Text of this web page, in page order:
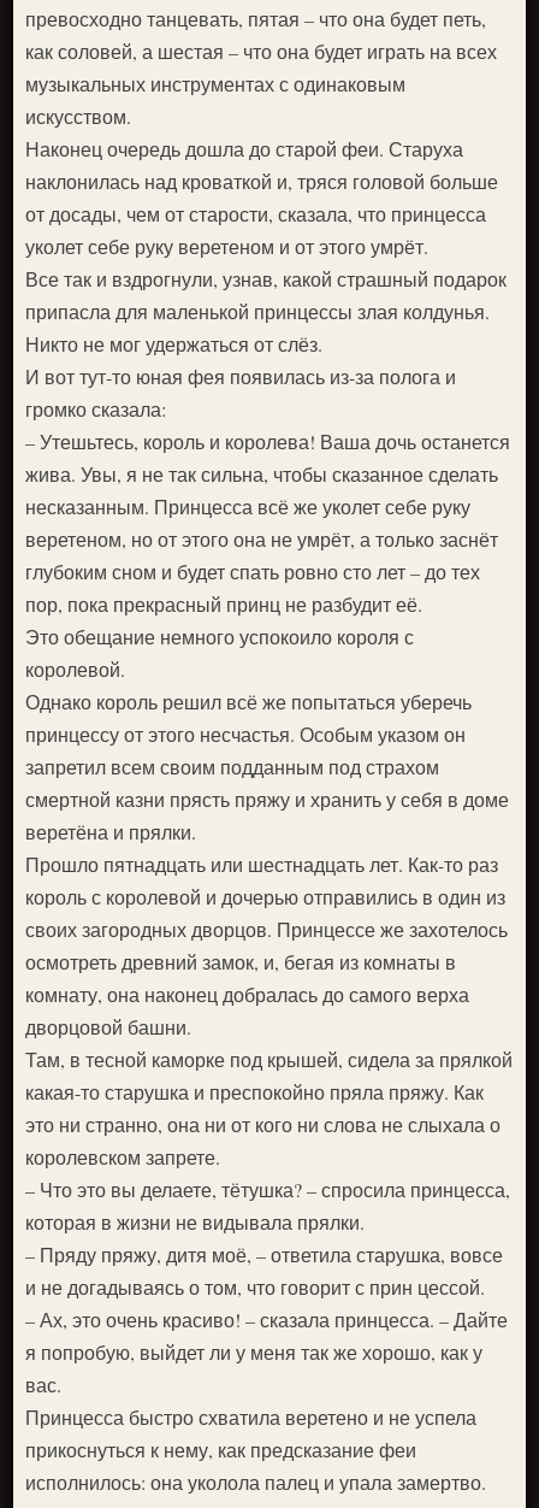
превосходно танцевать, пятая – что она будет петь,
как соловей, а шестая – что она будет играть на всех
музыкальных инструментах с одинаковым
искусством.
Наконец очередь дошла до старой феи. Старуха
наклонилась над кроваткой и, тряся головой больше
от досады, чем от старости, сказала, что принцесса
уколет себе руку веретеном и от этого умрёт.
Все так и вздрогнули, узнав, какой страшный подарок
припасла для маленькой принцессы злая колдунья.
Никто не мог удержаться от слёз.
И вот тут-то юная фея появилась из-за полога и
громко сказала:
– Утешьтесь, король и королева! Ваша дочь останется
жива. Увы, я не так сильна, чтобы сказанное сделать
несказанным. Принцесса всё же уколет себе руку
веретеном, но от этого она не умрёт, а только заснёт
глубоким сном и будет спать ровно сто лет – до тех
пор, пока прекрасный принц не разбудит её.
Это обещание немного успокоило короля с
королевой.
Однако король решил всё же попытаться уберечь
принцессу от этого несчастья. Особым указом он
запретил всем своим подданным под страхом
смертной казни прясть пряжу и хранить у себя в доме
веретёна и прялки.
Прошло пятнадцать или шестнадцать лет. Как-то раз
король с королевой и дочерью отправились в один из
своих загородных дворцов. Принцессе же захотелось
осмотреть древний замок, и, бегая из комнаты в
комнату, она наконец добралась до самого верха
дворцовой башни.
Там, в тесной каморке под крышей, сидела за прялкой
какая-то старушка и преспокойно пряла пряжу. Как
это ни странно, она ни от кого ни слова не слыхала о
королевском запрете.
– Что это вы делаете, тётушка? – спросила принцесса,
которая в жизни не видывала прялки.
– Пряду пряжу, дитя моё, – ответила старушка, вовсе
и не догадываясь о том, что говорит с прин цессой.
– Ах, это очень красиво! – сказала принцесса. – Дайте
я попробую, выйдет ли у меня так же хорошо, как у
вас.
Принцесса быстро схватила веретено и не успела
прикоснуться к нему, как предсказание феи
исполнилось: она уколола палец и упала замертво.